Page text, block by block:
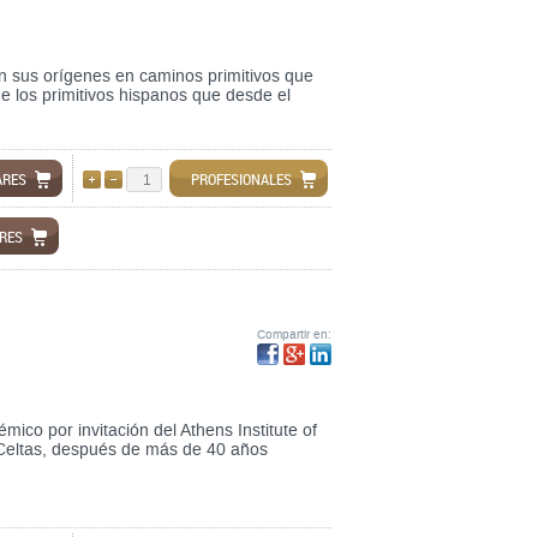
sus orígenes en caminos primitivos que
los primitivos hispanos que desde el
AÑADIRQUITAR
PROFESIONALES
por invitación del Athens Institute of
después de más de 40 años
Compartir en: